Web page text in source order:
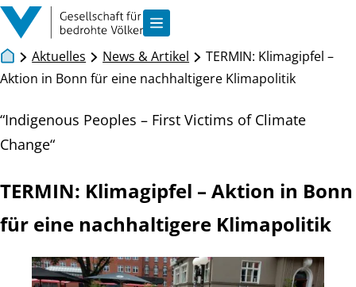
Zum Inhalt springen
Navigation anzeigen
Aktuelles
News & Artikel
TERMIN: Klimagipfel –
Aktion in Bonn für eine nachhaltigere Klimapolitik
“Indigenous Peoples – First Victims of Climate
Change“
TERMIN: Klimagipfel – Aktion in Bonn
für eine nachhaltigere Klimapolitik